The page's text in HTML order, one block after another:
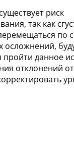
риск
так как
по
осложнений,
пройти данное
отклонений